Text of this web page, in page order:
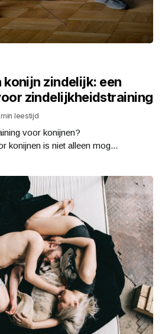
konijn zindelijk: een
zindelijkheidstraining
min leestijd
voor konijnen?
konijnen is niet alleen mog...